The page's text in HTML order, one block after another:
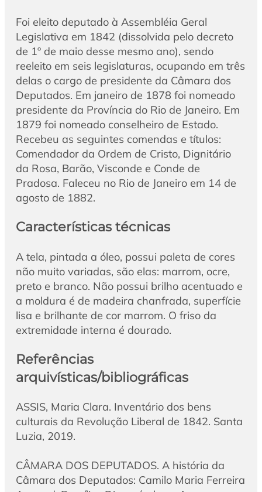
Foi eleito deputado à Assembléia Geral
Legislativa em 1842 (dissolvida pelo decreto
de 1º de maio desse mesmo ano), sendo
reeleito em seis legislaturas, ocupando em três
delas o cargo de presidente da Câmara dos
Deputados. Em janeiro de 1878 foi nomeado
presidente da Província do Rio de Janeiro. Em
1879 foi nomeado conselheiro de Estado.
Recebeu as seguintes comendas e títulos:
Comendador da Ordem de Cristo, Dignitário
da Rosa, Barão, Visconde e Conde de
Pradosa. Faleceu no Rio de Janeiro em 14 de
agosto de 1882.
Características técnicas
A tela, pintada a óleo, possui paleta de cores
não muito variadas, são elas: marrom, ocre,
preto e branco. Não possui brilho acentuado e
a moldura é de madeira chanfrada, superfície
lisa e brilhante de cor marrom. O friso da
extremidade interna é dourado.
Referências
arquivísticas/bibliográficas
ASSIS, Maria Clara. Inventário dos bens
culturais da Revolução Liberal de 1842. Santa
Luzia, 2019.
CÂMARA DOS DEPUTADOS. A história da
Câmara dos Deputados: Camilo Maria Ferreira